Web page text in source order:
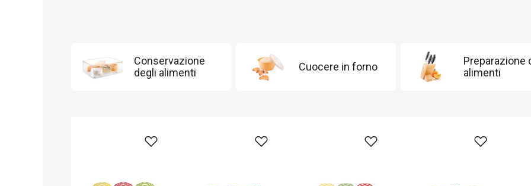
Conservazione
degli alimenti
Cuocere in forno
Preparazione
alimenti